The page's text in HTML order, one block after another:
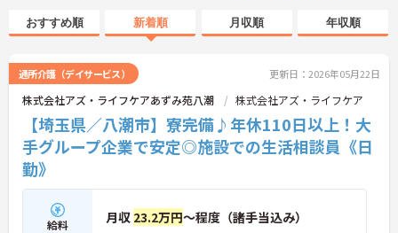
おすすめ順 新着順 月収順 年収順
通所介護（デイサービス） 更新日：2026年05月22日
株式会社アズ・ライフケアあずみ苑八潮 株式会社アズ・ライフケア
【埼玉県／八潮市】寮完備♪年休110日以上！大
手グループ企業で安定◎施設での生活相談員《日
勤》
給料 月収 23.2万円～程度（諸手当込み）